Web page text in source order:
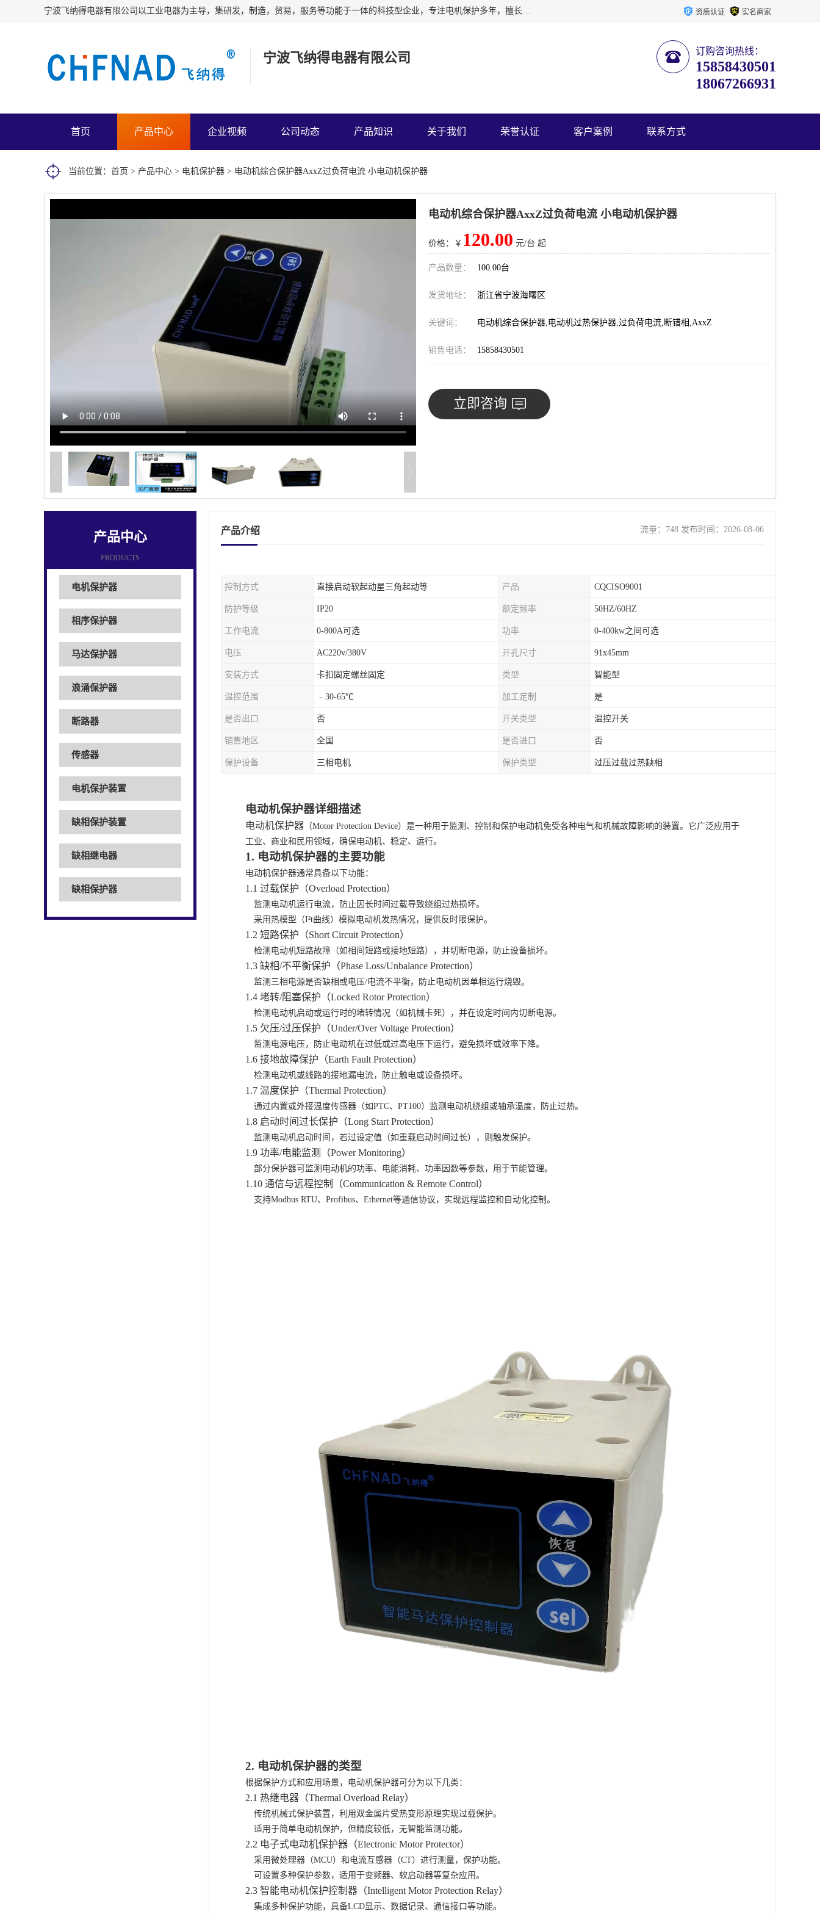
宁波飞纳得电器有限公司以工业电器为主导，集研发，制造，贸易，服务等功能于一体的科技型企业，专注电机保护多年，擅长单片机技术在工业控制、电力电子、汽车电子等领域的应用。主要产品有电机保护器，缺相保护器，相序保护器，电压电流表，浪涌保护器，温控器等我们的使命是通过系统的解决方案为客户创造高的价值，我们也热诚欢迎国内外客户来公司考察交流。 资质认证 实名商家
宁波飞纳得电器有限公司 订购咨询热线：
15858430501
18067266931
首页 产品中心 企业视频 公司动态 产品知识 关于我们 荣誉认证 客户案例 联系方式
当前位置： 首页 > 产品中心 > 电机保护器 > 电动机综合保护器AxxZ过负荷电流 小电动机保护器
电动机综合保护器AxxZ过负荷电流 小电动机保护器
价格：￥ 120.00 元/台 起
产品数量： 100.00台
发货地址： 浙江省宁波海曙区
关键词： 电动机综合保护器,电动机过热保护器,过负荷电流,断错相,AxxZ
销售电话： 15858430501
立即咨询
产品中心
PRODUCTS
电机保护器
相序保护器
马达保护器
浪涌保护器
断路器
传感器
电机保护装置
缺相保护装置
缺相继电器
缺相保护器
产品介绍 流量：748 发布时间：2026-08-06
控制方式 直接启动软起动星三角起动等 产品 CQCISO9001
防护等级 IP20 额定频率 50HZ/60HZ
工作电流 0-800A可选 功率 0-400kw之间可选
电压 AC220v/380V 开孔尺寸 91x45mm
安装方式 卡扣固定螺丝固定 类型 智能型
温控范围 ﹣30-65℃ 加工定制 是
是否出口 否 开关类型 温控开关
销售地区 全国 是否进口 否
保护设备 三相电机 保护类型 过压过载过热缺相
电动机保护器详细描述
电动机保护器 （Motor Protection Device）是一种用于监测、控制和保护电动机免受各种电气和机械故障影响的装置。它广泛应用于
工业、商业和民用领域，确保电动机、稳定、运行。
1. 电动机保护器的主要功能
电动机保护器通常具备以下功能：
1.1 过载保护（Overload Protection）
监测电动机运行电流，防止因长时间过载导致绕组过热损坏。
采用热模型（I²t曲线）模拟电动机发热情况，提供反时限保护。
1.2 短路保护（Short Circuit Protection）
检测电动机短路故障（如相间短路或接地短路），并切断电源，防止设备损坏。
1.3 缺相/不平衡保护（Phase Loss/Unbalance Protection）
监测三相电源是否缺相或电压/电流不平衡，防止电动机因单相运行烧毁。
1.4 堵转/阻塞保护（Locked Rotor Protection）
检测电动机启动或运行时的堵转情况（如机械卡死），并在设定时间内切断电源。
1.5 欠压/过压保护（Under/Over Voltage Protection）
监测电源电压，防止电动机在过低或过高电压下运行，避免损坏或效率下降。
1.6 接地故障保护（Earth Fault Protection）
检测电动机或线路的接地漏电流，防止触电或设备损坏。
1.7 温度保护（Thermal Protection）
通过内置或外接温度传感器（如PTC、PT100）监测电动机绕组或轴承温度，防止过热。
1.8 启动时间过长保护（Long Start Protection）
监测电动机启动时间，若过设定值（如重载启动时间过长），则触发保护。
1.9 功率/电能监测（Power Monitoring）
部分保护器可监测电动机的功率、电能消耗、功率因数等参数，用于节能管理。
1.10 通信与远程控制（Communication & Remote Control）
支持Modbus RTU、Profibus、Ethernet等通信协议，实现远程监控和自动化控制。
2. 电动机保护器的类型
根据保护方式和应用场景，电动机保护器可分为以下几类：
2.1 热继电器（Thermal Overload Relay）
传统机械式保护装置，利用双金属片受热变形原理实现过载保护。
适用于简单电动机保护，但精度较低，无智能监测功能。
2.2 电子式电动机保护器（Electronic Motor Protector）
采用微处理器（MCU）和电流互感器（CT）进行测量，保护功能。
可设置多种保护参数，适用于变频器、软启动器等复杂应用。
2.3 智能电动机保护控制器（Intelligent Motor Protection Relay）
集成多种保护功能，具备LCD显示、数据记录、通信接口等功能。